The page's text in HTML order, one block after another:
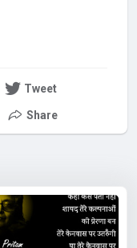
Tweet
Share